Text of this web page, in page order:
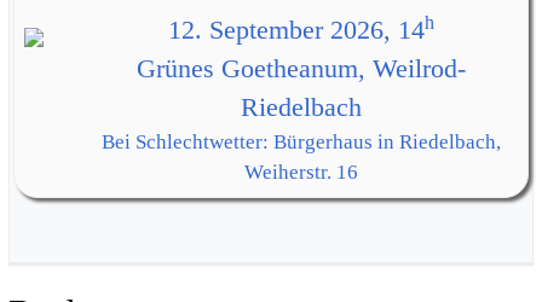
12. September 2026, 14h
Grünes Goetheanum, Weilrod-
Riedelbach
Bei Schlechtwetter: Bürgerhaus in Riedelbach,
Weiherstr. 16